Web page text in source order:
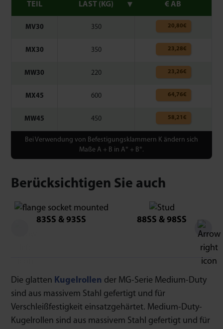
TEIL LAST (KG) € AB
MV30 350 20,80€
MX30 350 23,28€
MW30 220 23,26€
MX45 600 64,76€
MW45 450 58,21 €
Bei Verwendung von Befestigungsklammern K ändern sich
Maße A + B in A* + B*.
Berücksichtigen Sie auch
83SS & 93SS 88SS & 98SS
Die glatten Kugelrollen der MG-Serie Medium-Duty
sind aus massivem Stahl gefertigt und für
Verschleißfestigkeit einsatzgehärtet. Medium-Duty-
Kugelrollen sind aus massivem Stahl gefertigt und für